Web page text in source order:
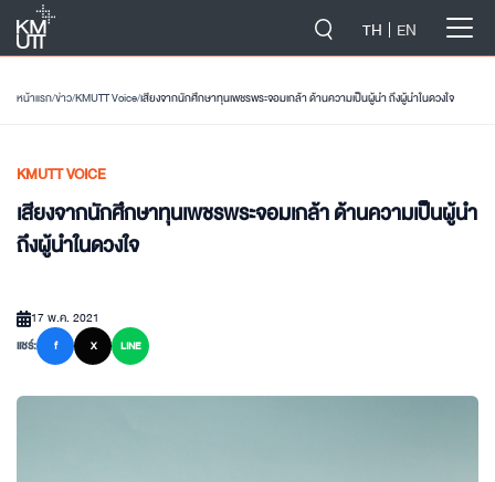
TH EN
หน้าแรก/ข่าว/KMUTT Voice/เสียงจากนักศึกษาทุนเพชรพระจอมเกล้า ด้านความเป็นผู้นำ ถึงผู้นำในดวงใจ
KMUTT VOICE
เสียงจากนักศึกษาทุนเพชรพระจอมเกล้า ด้านความเป็นผู้นำ
ถึงผู้นำในดวงใจ
17 พ.ค. 2021
แชร์:
f X LINE